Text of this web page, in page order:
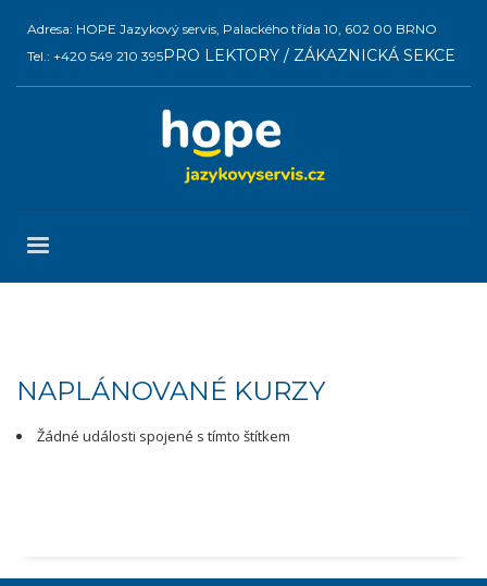
Adresa: HOPE Jazykový servis, Palackého třída 10, 602 00 BRNO
Tel.: +420 549 210 395PRO LEKTORY / ZÁKAZNICKÁ SEKCE
NAPLÁNOVANÉ KURZY
Žádné události spojené s tímto štítkem